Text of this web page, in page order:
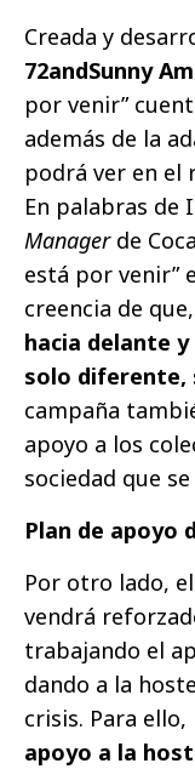
Creada y
72andSunny
por venir”
además de la
podrá ver en el
En palabras de
Manager de
está por venir”
creencia de que,
hacia delante
solo diferente,
campaña
apoyo a los
sociedad que
Plan de apoyo
Por otro lado,
vendrá
trabajando el
dando a la
crisis. Para
apoyo a la